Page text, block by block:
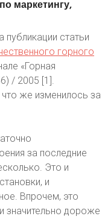
по маркетингу,
статьи
горного
«Горная
/ 2005 [1].
же изменилось за
за последние
Это и
и
Впрочем, это
значительно дороже